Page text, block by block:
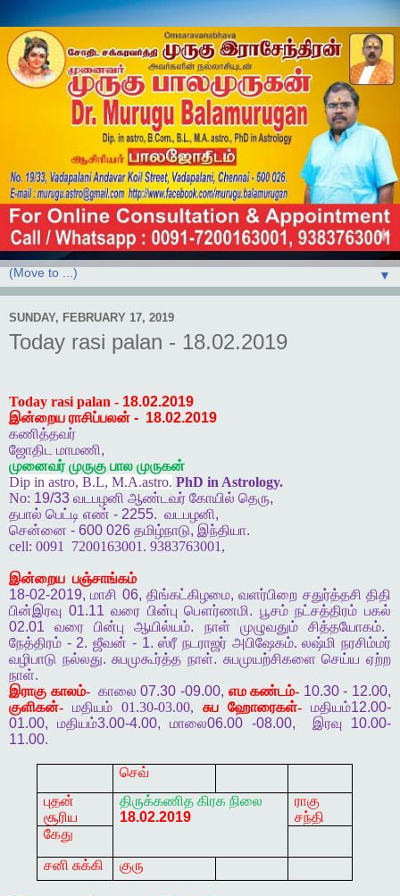
▼
SUNDAY, FEBRUARY 17, 2019
Today rasi palan - 18.02.2019
Today rasi palan - 18.02.2019
இன்றைய ராசிப்பலன் - 18.02.2019
கணித்தவர்
ஜோதிட
மாமணி,
முனைவர் முருகு பால முருகன்
Dip in astro, B.L, M.A.astro. PhD in Astrology.
No: 19/33 வடபழனி ஆண்டவர் கோயில் தெரு,
தபால் பெட்டி எண் - 2255. வடபழனி,
சென்னை - 600 026 தமிழ்நாடு, இந்தியா.
cell: 0091 7200163001. 9383763001,
இன்றைய பஞ்சாங்கம்
18-02-2019,மாசி 06,திங்கட்கிழமை,வளர்பிறை சதுர்த்தசி திதி
பின்இரவு 01.11வரை பின்பு பௌர்ணமி. பூசம் நட்சத்திரம் பகல்
02.01வரை பின்பு ஆயில்யம். நாள் முழுவதும் சித்தயோகம்.
நேத்திரம் - 2.ஜீவன் - 1.ஸ்ரீ நடராஜர் அபிஷேகம்.லஷ்மி நரசிம்மர்
வழிபாடு நல்லது.சுபமுகூர்த்த நாள். சுபமுயற்சிகளை செய்ய ஏற்ற
நாள்.
இராகு காலம்- காலை 07.30 -09.00, எம கண்டம்- 10.30 - 12.00,
குளிகன்- மதியம் 01.30-03.00, சுப ஹோரைகள்- மதியம்12.00-
01.00, மதியம்3.00-4.00, மாலை06.00 -08.00, இரவு 10.00-
11.00.
செவ்
புதன்
சூரிய
திருக்கணித கிரக நிலை
18.02.2019
ராகு
சந்தி
கேது
சனி சுக்கி குரு